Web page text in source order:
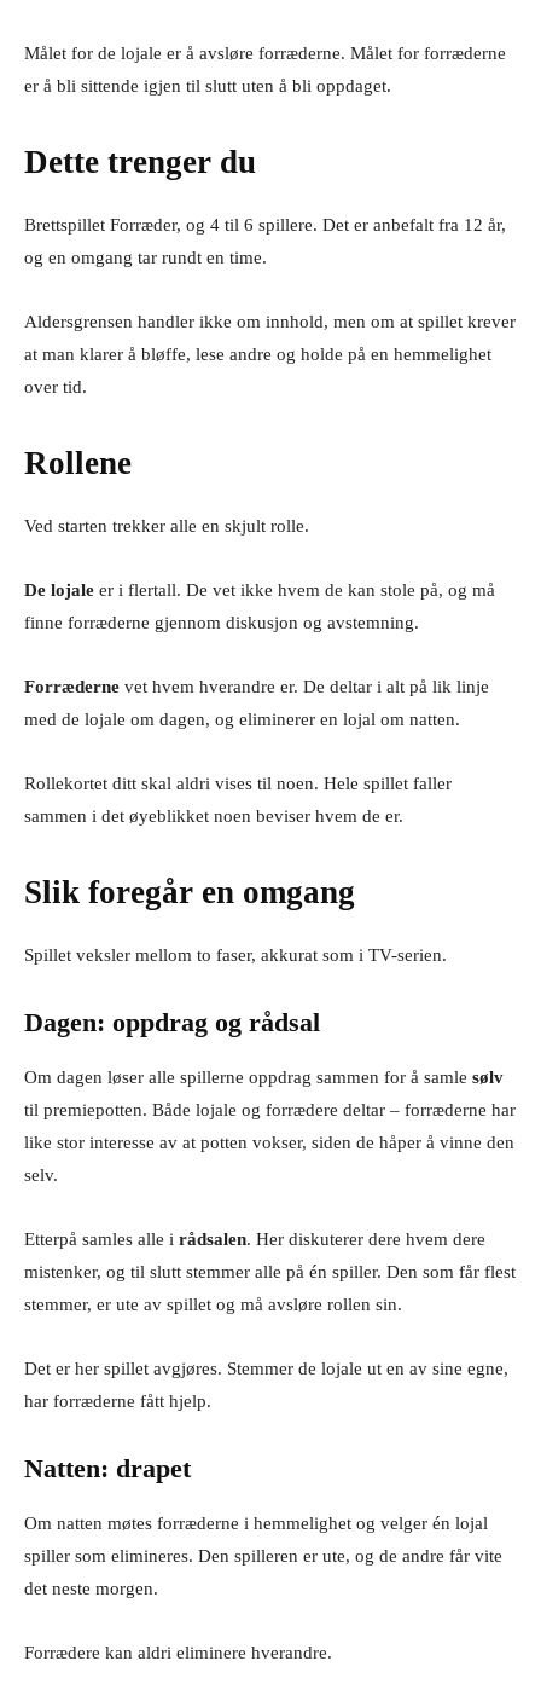
Målet for de lojale er å avsløre forræderne. Målet for forræderne
er å bli sittende igjen til slutt uten å bli oppdaget.
Dette trenger du
Brettspillet Forræder, og 4 til 6 spillere. Det er anbefalt fra 12 år,
og en omgang tar rundt en time.
Aldersgrensen handler ikke om innhold, men om at spillet krever
at man klarer å bløffe, lese andre og holde på en hemmelighet
over tid.
Rollene
Ved starten trekker alle en skjult rolle.
De lojale er i flertall. De vet ikke hvem de kan stole på, og må
finne forræderne gjennom diskusjon og avstemning.
Forræderne vet hvem hverandre er. De deltar i alt på lik linje
med de lojale om dagen, og eliminerer en lojal om natten.
Rollekortet ditt skal aldri vises til noen. Hele spillet faller
sammen i det øyeblikket noen beviser hvem de er.
Slik foregår en omgang
Spillet veksler mellom to faser, akkurat som i TV-serien.
Dagen: oppdrag og rådsal
Om dagen løser alle spillerne oppdrag sammen for å samle sølv
til premiepotten. Både lojale og forrædere deltar – forræderne har
like stor interesse av at potten vokser, siden de håper å vinne den
selv.
Etterpå samles alle i rådsalen. Her diskuterer dere hvem dere
mistenker, og til slutt stemmer alle på én spiller. Den som får flest
stemmer, er ute av spillet og må avsløre rollen sin.
Det er her spillet avgjøres. Stemmer de lojale ut en av sine egne,
har forræderne fått hjelp.
Natten: drapet
Om natten møtes forræderne i hemmelighet og velger én lojal
spiller som elimineres. Den spilleren er ute, og de andre får vite
det neste morgen.
Forrædere kan aldri eliminere hverandre.